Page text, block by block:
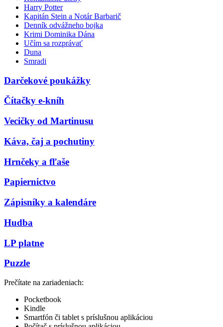
Harry Potter
Kapitán Stein a Notár Barbarič
Denník odvážneho bojka
Krimi Dominika Dána
Učím sa rozprávať
Duna
Smradi
Darčekové poukážky
Čítačky e-kníh
Vecičky od Martinusu
Káva, čaj a pochutiny
Hrnčeky a fľaše
Papiernictvo
Zápisníky a kalendáre
Hudba
LP platne
Puzzle
Prečítate na zariadeniach:
Pocketbook
Kindle
Smartfón či tablet s príslušnou aplikáciou